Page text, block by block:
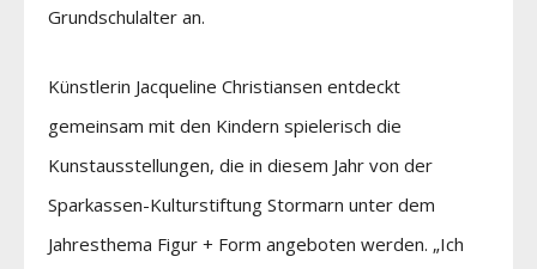
Grundschulalter an.
Künstlerin Jacqueline Christiansen entdeckt
gemeinsam mit den Kindern spielerisch die
Kunstausstellungen, die in diesem Jahr von der
Sparkassen-Kulturstiftung Stormarn unter dem
Jahresthema Figur + Form angeboten werden. „Ich